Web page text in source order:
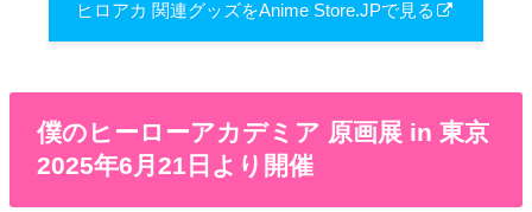
ヒロアカ 関連グッズをAnime Store.JPで見る
僕のヒーローアカデミア 原画展 in 東京
2025年6月21日より開催